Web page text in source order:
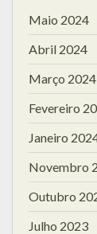
Maio 2024
Abril 2024
Março 2024
Fevereiro
Janeiro
Novembro
Outubro
Julho 2023